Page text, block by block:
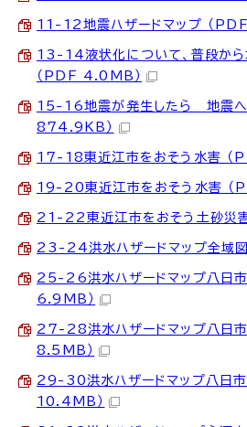
11-12地震ハザードマップ （
13-14液状化について、普段から
（PDF 4.0MB）
15-16地震が発生したら 地震へ
874.9KB）
17-18東近江市をおそう水害 （
19-20東近江市をおそう水害 （
21-22東近江市をおそう土砂災
23-24洪水ハザードマップ全域
25-26洪水ハザードマップ八日
6.9MB）
27-28洪水ハザードマップ八日
8.5MB）
29-30洪水ハザードマップ八日
10.4MB）